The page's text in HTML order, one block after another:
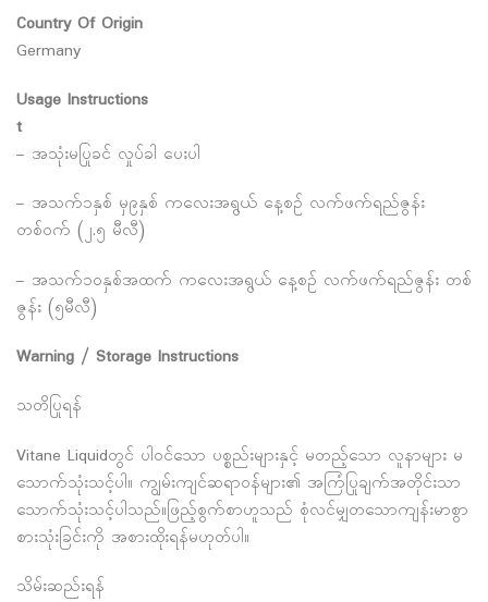
Country Of Origin
Germany
Usage Instructions
t
– အသုံးမပြုခင် လှုပ်ခါ ပေးပါ
– အသက်၁နှစ် မှ၉နှစ် ကလေးအရွယ် နေ့စဉ် လက်ဖက်ရည်ဇွန်း
တစ်ဝက် (၂.၅ မီလီ)
– အသက်၁၀နှစ်အထက် ကလေးအရွယ် နေ့စဉ် လက်ဖက်ရည်ဇွန်း တစ်
ဇွန်း (၅မီလီ)
Warning / Storage Instructions
သတိပြုရန်
Vitane Liquidတွင် ပါဝင်သော ပစ္စည်းများနှင့် မတည့်သော လူနာများ မ
သောက်သုံးသင့်ပါ။ ကျွမ်းကျင်ဆရာဝန်များ၏ အကြံပြုချက်အတိုင်းသာ
သောက်သုံးသင့်ပါသည်။ဖြည့်စွက်စာဟူသည် စုံလင်မျှတသောကျန်းမာစွာ
စားသုံးခြင်းကို အစားထိုးရန်မဟုတ်ပါ။
သိမ်းဆည်းရန်